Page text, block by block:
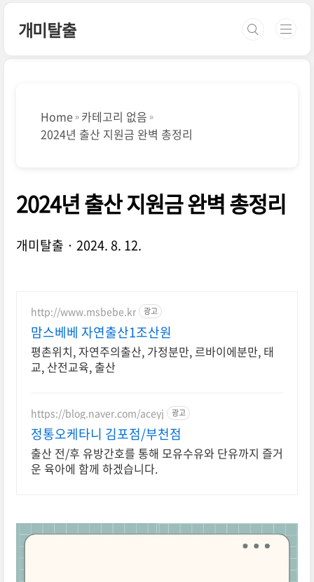
개미탈출
Home 카테고리 없음
2024년 출산 지원금 완벽 총정리
2024년 출산 지원금 완벽 총정리
개미탈출 2024. 8. 12.
http://www.msbebe.kr 광고
맘스베베 자연출산1조산원
평촌위치, 자연주의출산, 가정분만, 르바이에분만, 태
교, 산전교육, 출산
https://blog.naver.com/aceyj 광고
정통오케타니 김포점/부천점
출산 전/후 유방간호를 통해 모유수유와 단유까지 즐거
운 육아에 함께 하겠습니다.